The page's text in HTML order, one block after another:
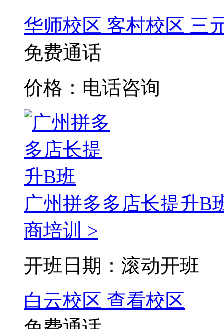
华师校区 客村校区 三
免费通话
价格：电话咨询
广州拼多多店长提升B
商培训 >
开班日期：滚动开班
白云校区 查看校区